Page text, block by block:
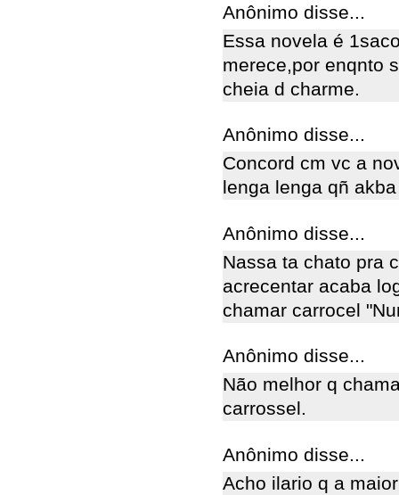
Anônimo disse...
Essa novela é
merece,por enqnto
cheia d charme.
Anônimo disse...
Concord cm vc a
lenga lenga qñ
Anônimo disse...
Nassa ta chato pra
acrecentar acaba
chamar carrocel
Anônimo disse...
Não melhor q
carrossel.
Anônimo disse...
Acho ilario q a